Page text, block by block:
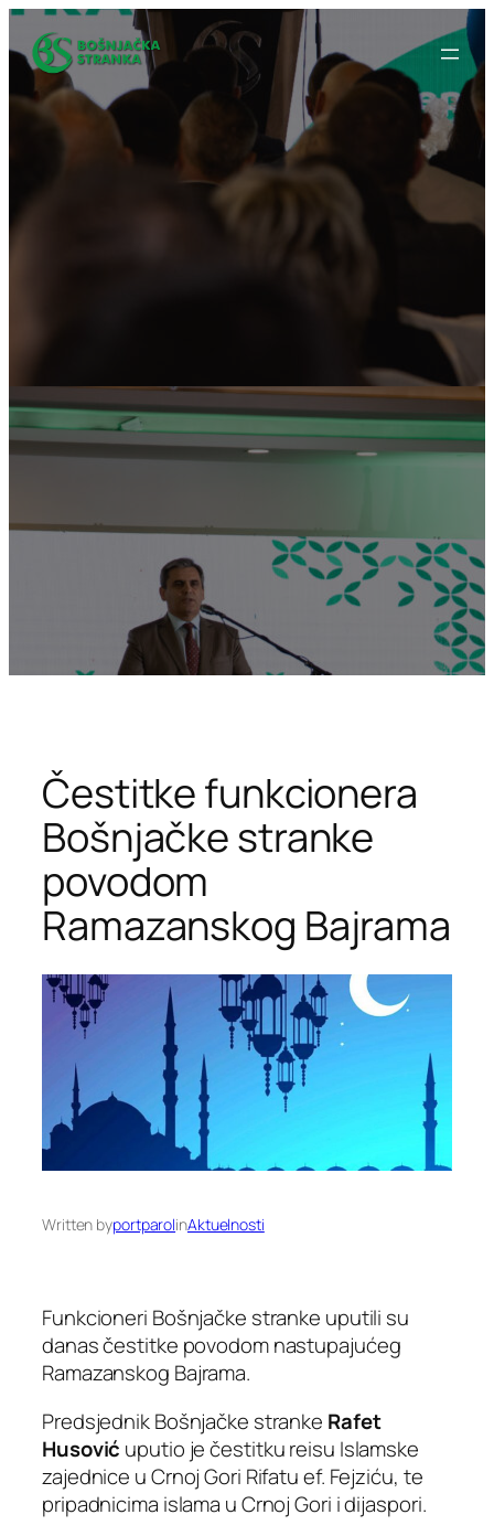
Idi
na
sadržaj
Čestitke funkcionera
Bošnjačke stranke
povodom
Ramazanskog Bajrama
Written byportparolinAktuelnosti
Funkcioneri Bošnjačke stranke uputili su
danas čestitke povodom nastupajućeg
Ramazanskog Bajrama.
Predsjednik Bošnjačke stranke Rafet
Husović uputio je čestitku reisu Islamske
zajednice u Crnoj Gori Rifatu ef. Fejziću, te
pripadnicima islama u Crnoj Gori i dijaspori.